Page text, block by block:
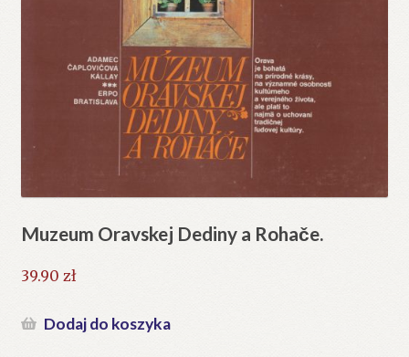
Muzeum Oravskej Dediny a Rohače.
39.90 zł
Dodaj do koszyka